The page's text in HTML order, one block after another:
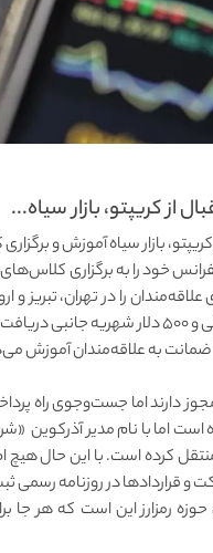
از کریپتو، بازار سیاه...
بازار سیاه آموزش و
خود را به برگزاری
با ضمانت به علاقه‌مندان آموزش
مجوز دارند اما جست‌وجوی
منتقل کرده است. با این حال
قراردادها در روزنامه رسمی
رمزارز این است که هر جا